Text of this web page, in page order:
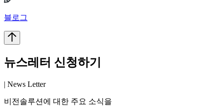
블로그
뉴스레터 신청하기
| News Letter
비전솔루션에 대한 주요 소식을